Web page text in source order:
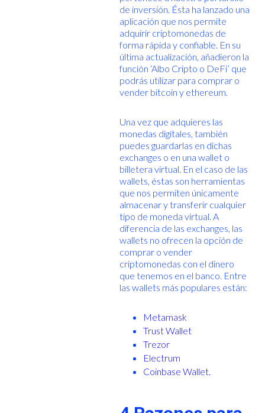
de inversión. Ésta ha lanzado una
aplicación que nos permite
adquirir criptomonedas de
forma rápida y confiable. En su
última actualización, añadieron la
función ‘Albo Cripto o DeFi’ que
podrás utilizar para comprar o
vender bitcoin y ethereum.
Una vez que adquieres las
monedas digitales, también
puedes guardarlas en dichas
exchanges o en una wallet o
billetera virtual. En el caso de las
wallets, éstas son herramientas
que nos permiten únicamente
almacenar y transferir cualquier
tipo de moneda virtual. A
diferencia de las exchanges, las
wallets no ofrecen la opción de
comprar o vender
criptomonedas con el dinero
que tenemos en el banco. Entre
las wallets más populares están:
Metamask
Trust Wallet
Trezor
Electrum
Coinbase Wallet.